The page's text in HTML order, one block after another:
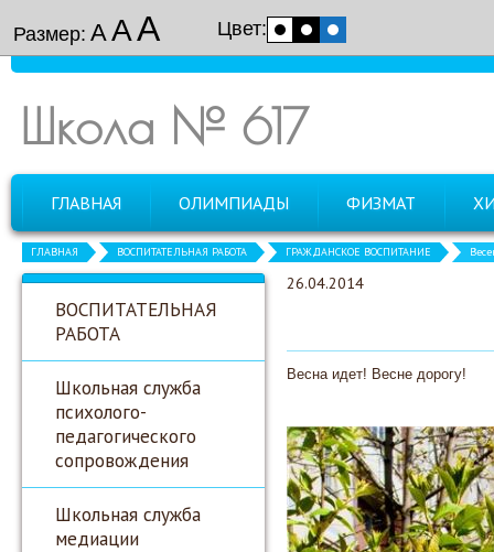
Размер: ААА Цвет:
Школа № 617
ГЛАВНАЯ ОЛИМПИАДЫ ФИЗМАТ
ГЛАВНАЯ ВОСПИТАТЕЛЬНАЯ РАБОТА ГРАЖДАНСКОЕ ВОСПИТАНИЕ
ВОСПИТАТЕЛЬНАЯ
РАБОТА
Школьная служба
психолого-
педагогического
сопровождения
Школьная служба
медиации
26.04.2014
Весна идет! Весне дорогу!